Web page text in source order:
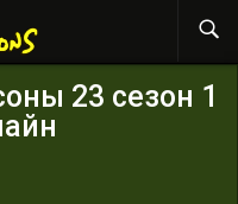
23 сезон 1